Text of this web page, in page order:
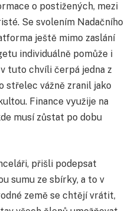
o postižených, mezi
Se svolením Nadačního
ještě mimo zaslání
individuálně pomůže i
tuto chvíli čerpá jedna z
střelec vážně zranil jako
Finance využije na
musí zůstat po dobu
přišli podepsat
sumu ze sbírky, a to v
země se chtějí vrátit,